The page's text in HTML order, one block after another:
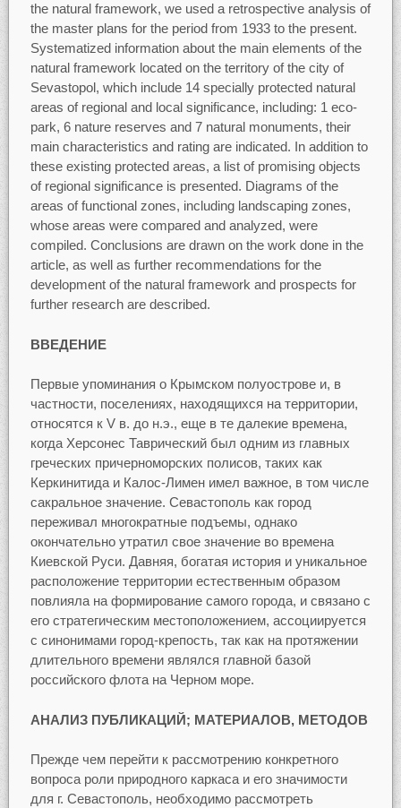
the natural framework, we used a retrospective analysis of
the master plans for the period from 1933 to the present.
Systematized information about the main elements of the
natural framework located on the territory of the city of
Sevastopol, which include 14 specially protected natural
areas of regional and local significance, including: 1 eco-
park, 6 nature reserves and 7 natural monuments, their
main characteristics and rating are indicated. In addition to
these existing protected areas, a list of promising objects
of regional significance is presented. Diagrams of the
areas of functional zones, including landscaping zones,
whose areas were compared and analyzed, were
compiled. Conclusions are drawn on the work done in the
article, as well as further recommendations for the
development of the natural framework and prospects for
further research are described.
ВВЕДЕНИЕ
Первые упоминания о Крымском полуострове и, в
частности, поселениях, находящихся на территории,
относятся к V в. до н.э., еще в те далекие времена,
когда Херсонес Таврический был одним из главных
греческих причерноморских полисов, таких как
Керкинитида и Калос-Лимен имел важное, в том числе
сакральное значение. Севастополь как город
переживал многократные подъемы, однако
окончательно утратил свое значение во времена
Киевской Руси. Давняя, богатая история и уникальное
расположение территории естественным образом
повлияла на формирование самого города, и связано с
его стратегическим местоположением, ассоциируется
с синонимами город-крепость, так как на протяжении
длительного времени являлся главной базой
российского флота на Черном море.
АНАЛИЗ ПУБЛИКАЦИЙ; МАТЕРИАЛОВ, МЕТОДОВ
Прежде чем перейти к рассмотрению конкретного
вопроса роли природного каркаса и его значимости
для г. Севастополь, необходимо рассмотреть